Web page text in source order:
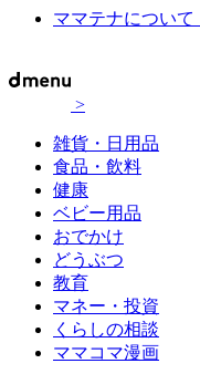
ママテナについて
>
雑貨・日用品
食品・飲料
健康
ベビー用品
おでかけ
どうぶつ
教育
マネー・投資
くらしの相談
ママコマ漫画